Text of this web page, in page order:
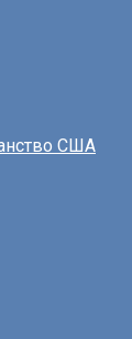
США